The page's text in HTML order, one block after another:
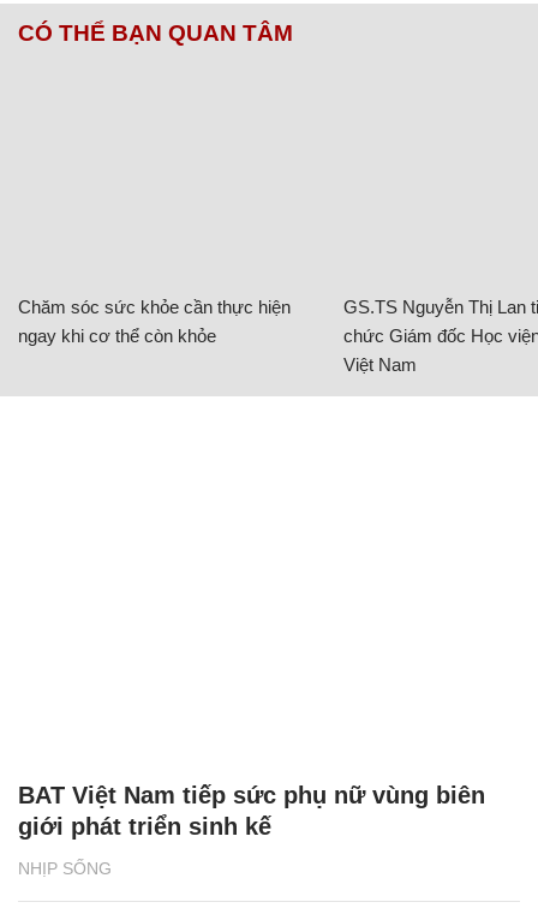
CÓ THỂ BẠN QUAN TÂM
Chăm sóc sức khỏe cần thực hiện
ngay khi cơ thể còn khỏe
GS.TS Nguyễn Thị Lan
chức Giám đốc Học
Việt Nam
NHỊP SỐNG
BAT Việt Nam tiếp sức phụ nữ vùng biên
giới phát triển sinh kế